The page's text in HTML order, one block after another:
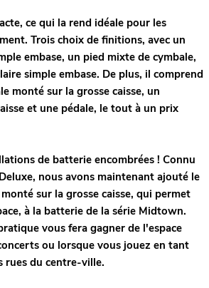
ce qui la rend idéale pour les
Trois choix de finitions, avec un
embase, un pied mixte de cymbale,
simple embase. De plus, il comprend
monté sur la grosse caisse, un
et une pédale, le tout à un prix
de batterie encombrées ! Connu
nous avons maintenant ajouté le
sur la grosse caisse, qui permet
à la batterie de la série Midtown.
vous fera gagner de l'espace
ou lorsque vous jouez en tant
rues du centre-ville.